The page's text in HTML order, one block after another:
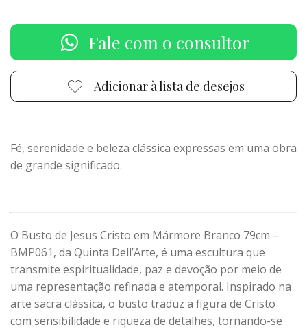
Fale com o consultor
Adicionar à lista de desejos
Fé, serenidade e beleza clássica expressas em uma obra
de grande significado.
O Busto de Jesus Cristo em Mármore Branco 79cm –
BMP061, da Quinta Dell’Arte, é uma escultura que
transmite espiritualidade, paz e devoção por meio de
uma representação refinada e atemporal. Inspirado na
arte sacra clássica, o busto traduz a figura de Cristo
com sensibilidade e riqueza de detalhes, tornando-se